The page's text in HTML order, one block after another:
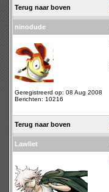
Terug naar boven
ninodude
Geregistreerd op: 08 Aug 2008
Berichten: 10216
Terug naar boven
Lawliet